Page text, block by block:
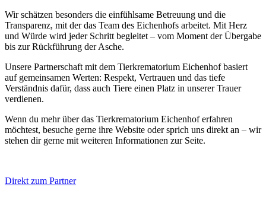
Wir schätzen besonders die einfühlsame Betreuung und die
Transparenz, mit der das Team des Eichenhofs arbeitet. Mit Herz
und Würde wird jeder Schritt begleitet – vom Moment der Übergabe
bis zur Rückführung der Asche.
Unsere Partnerschaft mit dem Tierkrematorium Eichenhof basiert
auf gemeinsamen Werten: Respekt, Vertrauen und das tiefe
Verständnis dafür, dass auch Tiere einen Platz in unserer Trauer
verdienen.
Wenn du mehr über das Tierkrematorium Eichenhof erfahren
möchtest, besuche gerne ihre Website oder sprich uns direkt an – wir
stehen dir gerne mit weiteren Informationen zur Seite.
Direkt zum Partner